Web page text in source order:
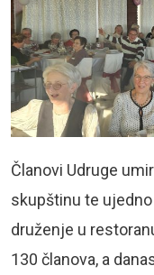
Članovi Udruge
skupštinu te
druženje u
130 članova, a